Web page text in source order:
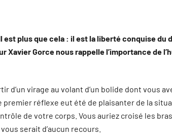
est plus que cela : il est la liberté conquise du
Gorce nous rappelle l’importance de
d’un virage au volant d’un bolide dont vous
premier réflexe eut été de plaisanter de la
de votre corps. Vous auriez croisé les
serait d’aucun recours.